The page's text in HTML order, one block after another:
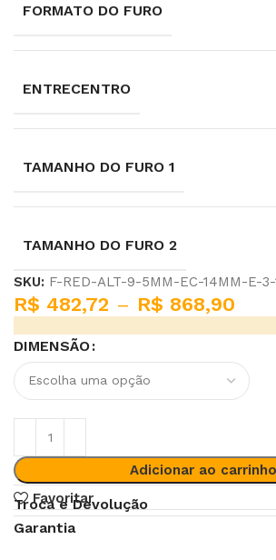
FORMATO DO FURO
ENTRECENTRO
TAMANHO DO FURO 1
TAMANHO DO FURO 2
SKU: F-RED-ALT-9-5MM-EC-14MM-E-3-
R$ 482,72 – R$ 868,90
DIMENSÃO
Adicionar ao carrinho
Favoritar
Troca e Devolução
Garantia